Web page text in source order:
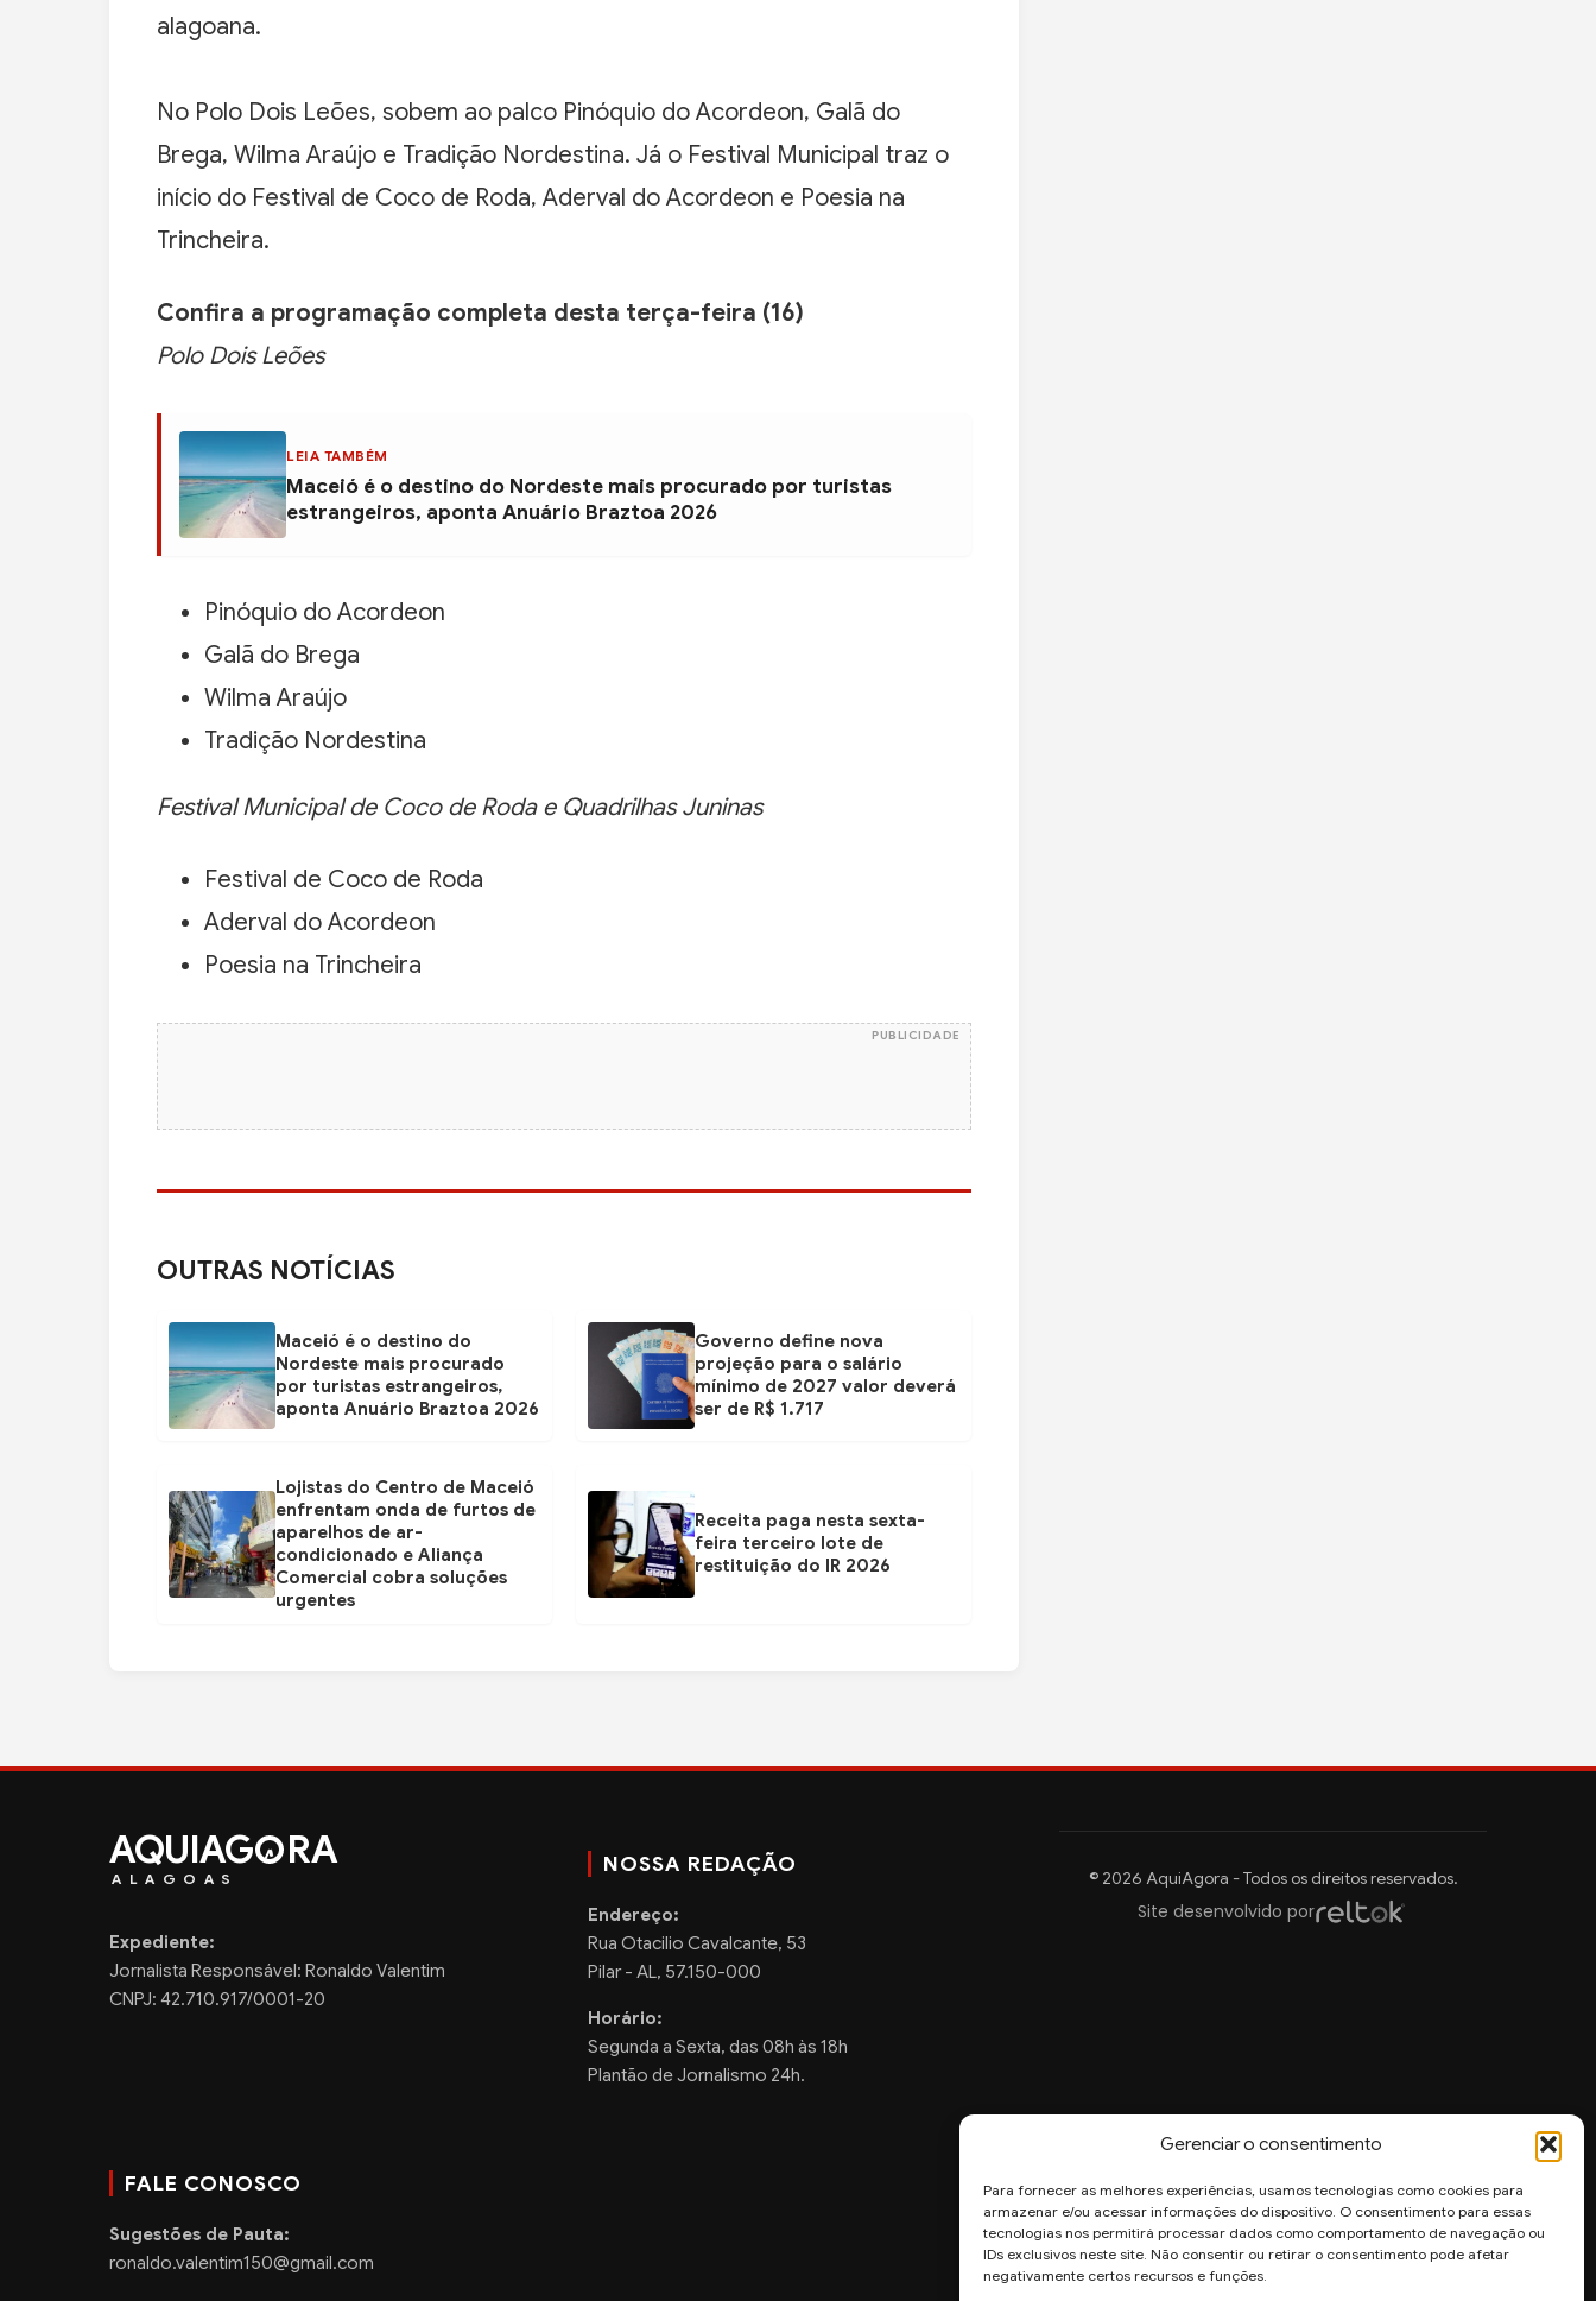
Gerenciar o consentimento
Para fornecer as melhores experiências, usamos tecnologias como cookies para
armazenar e/ou acessar informações do dispositivo. O consentimento para essas
tecnologias nos permitirá processar dados como comportamento de navegação ou
IDs exclusivos neste site. Não consentir ou retirar o consentimento pode afetar
negativamente certos recursos e funções.
alagoana.
No Polo Dois Leões, sobem ao palco Pinóquio do Acordeon, Galã do
Brega, Wilma Araújo e Tradição Nordestina. Já o Festival Municipal traz o
início do Festival de Coco de Roda, Aderval do Acordeon e Poesia na
Trincheira.
Confira a programação completa desta terça-feira (16)
Polo Dois Leões
LEIA TAMBÉM
Maceió é o destino do Nordeste mais procurado por turistas
estrangeiros, aponta Anuário Braztoa 2026
Pinóquio do Acordeon
Galã do Brega
Wilma Araújo
Tradição Nordestina
Festival Municipal de Coco de Roda e Quadrilhas Juninas
Festival de Coco de Roda
Aderval do Acordeon
Poesia na Trincheira
PUBLICIDADE
OUTRAS NOTÍCIAS
Maceió é o destino do
Nordeste mais procurado
por turistas estrangeiros,
aponta Anuário Braztoa 2026
Governo define nova
projeção para o salário
mínimo de 2027 valor deverá
ser de R$ 1.717
Lojistas do Centro de Maceió
enfrentam onda de furtos de
aparelhos de ar-
condicionado e Aliança
Comercial cobra soluções
urgentes
Receita paga nesta sexta-
feira terceiro lote de
restituição do IR 2026
AQUIAG RA
ALAGOAS
Expediente:
Jornalista Responsável: Ronaldo Valentim
CNPJ: 42.710.917/0001-20
NOSSA REDAÇÃO
Endereço:
Rua Otacilio Cavalcante, 53
Pilar - AL, 57.150-000
Horário:
Segunda a Sexta, das 08h às 18h
Plantão de Jornalismo 24h.
FALE CONOSCO
Sugestões de Pauta:
ronaldo.valentim150@gmail.com
© 2026 AquiAgora - Todos os direitos reservados.
Site desenvolvido por